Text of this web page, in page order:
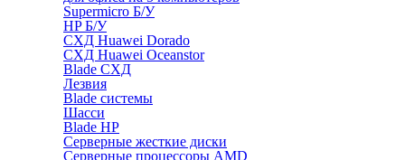
Supermicro Б/У
HP Б/У
СХД Huawei Dorado
СХД Huawei Oceanstor
Blade СХД
Лезвия
Blade системы
Шасси
Blade HP
Серверные жесткие диски
Серверные процессоры AMD